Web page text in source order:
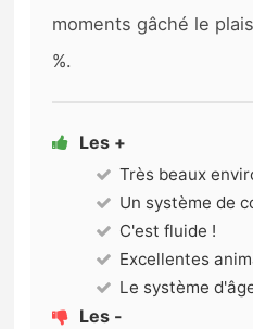
moments gâché le
%.
Les +
Très beaux
Un système de
C'est fluide !
Excellentes
Le système
Les -